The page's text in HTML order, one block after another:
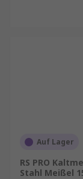
Auf Lager
RS PRO
Stahl Meißel